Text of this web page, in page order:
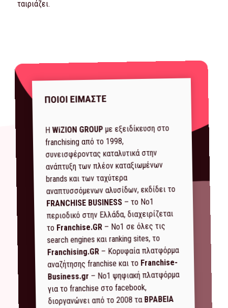
ταιριάζει.
ΠΟΙΟΙ ΕΙΜΑΣΤΕ
ΗWiZION GROUPμε εξειδίκευση στο
franchising από το 1998,
συνεισφέροντας καταλυτικά στην
ανάπτυξη των πλέον καταξιωμένων
brands και των ταχύτερα
αναπτυσσόμενων αλυσίδων, εκδίδει το
FRANCHISE BUSINESS– το Νο1
περιοδικό στην Ελλάδα, διαχειρίζεται
τοFranchise.GR– Νο1 σε όλες τις
search engines και ranking sites, το
Franchising.GR– Κορυφαία πλατφόρμα
αναζήτησης franchise και το Franchise-
Business.gr – Νο1 ψηφιακή πλατφόρμα
για το franchise στο facebook,
διοργανώνει από το 2008 ταΒΡΑΒΕΙΑ